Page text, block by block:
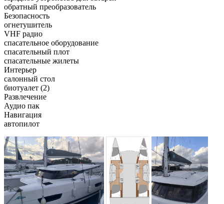
обратный преобразователь
Безопасность
огнетушитель
VHF радио
спасательное оборудование
спасательный плот
спасательные жилеты
Интерьер
салонный стол
биотуалет (2)
Развлечение
Аудио пак
Навигация
автопилот